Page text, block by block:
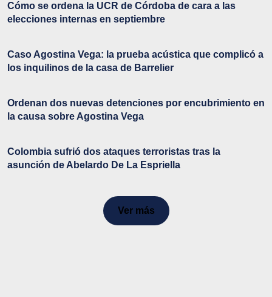
Cómo se ordena la UCR de Córdoba de cara a las
elecciones internas en septiembre
Caso Agostina Vega: la prueba acústica que complicó a
los inquilinos de la casa de Barrelier
Ordenan dos nuevas detenciones por encubrimiento en
la causa sobre Agostina Vega
Colombia sufrió dos ataques terroristas tras la
asunción de Abelardo De La Espriella
Ver más